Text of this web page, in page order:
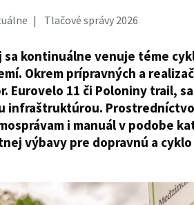
Tlačové správy 2026
sa kontinuálne venuje téme
Okrem prípravných a
Eurovelo 11 či Poloniny trail,
infraštruktúrou.
i manuál v podobe
výbavy pre dopravnú a cyklo